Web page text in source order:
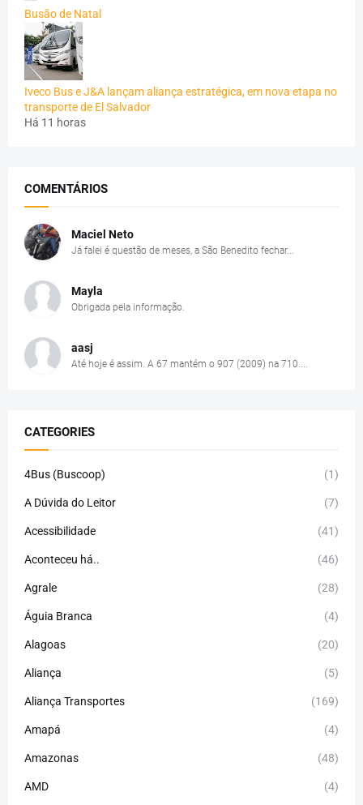
Busão de Natal
Iveco Bus e J&A lançam aliança estratégica, em nova etapa no
transporte de El Salvador
Há 11 horas
COMENTÁRIOS
Maciel Neto
Já falei é questão de meses, a São Benedito fechar...
Mayla
Obrigada pela informação.
aasj
Até hoje é assim. A 67 mantém o 907 (2009) na 710....
CATEGORIES
4Bus (Buscoop) (1)
A Dúvida do Leitor (7)
Acessibilidade (41)
Aconteceu há.. (46)
Agrale (28)
Águia Branca (4)
Alagoas (20)
Aliança (5)
Aliança Transportes (169)
Amapá (4)
Amazonas (48)
AMD (4)